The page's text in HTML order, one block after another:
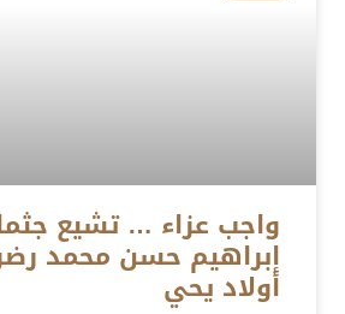
واجب عزاء … تشيع
إبراهيم حسن محمد
أولاد يحي